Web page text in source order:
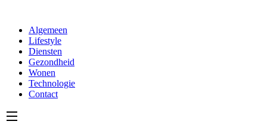
Algemeen
Lifestyle
Diensten
Gezondheid
Wonen
Technologie
Contact